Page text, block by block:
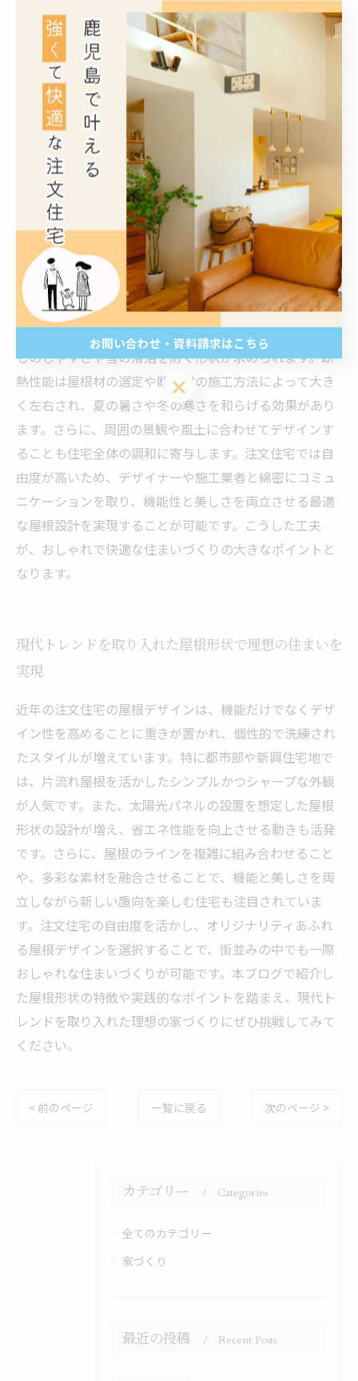
みや伝統的な日本家屋の味わいを引き立てます。また、
素材の質感や光沢感も意識して選ぶことで、おしゃれで
個性的な住宅外観を演出できます。これらの素材と色彩
の組み合わせを上手く活かしながら、耐久性やメンテナ
ンス性も考慮した屋根設計が注文住宅のデザイン性向上
に欠かせません。
機能性と美しさを両立させる屋根設計の工夫
屋根は外観のデザイン性だけでなく、住宅の機能面にも
大きく影響を与えます。雨水の排水や断熱性能、耐久
性、防音性など様々な機能を高めるために、設計段階で
の工夫が重要です。例えば、屋根の勾配や形状は雨水が
スムーズに流れるよう配慮し、雪の多い地域では雪下ろ
しのしやすさや雪の滑落を防ぐ形状が求められます。断
熱性能は屋根材の選定や断熱材の施工方法によって大き
く左右され、夏の暑さや冬の寒さを和らげる効果があり
ます。さらに、周囲の景観や風土に合わせてデザインす
ることも住宅全体の調和に寄与します。注文住宅では自
由度が高いため、デザイナーや施工業者と綿密にコミュ
ニケーションを取り、機能性と美しさを両立させる最適
な屋根設計を実現することが可能です。こうした工夫
が、おしゃれで快適な住まいづくりの大きなポイントと
なります。
現代トレンドを取り入れた屋根形状で理想の住まいを
実現
近年の注文住宅の屋根デザインは、機能だけでなくデザ
イン性を高めることに重きが置かれ、個性的で洗練され
たスタイルが増えています。特に都市部や新興住宅地で
は、片流れ屋根を活かしたシンプルかつシャープな外観
が人気です。また、太陽光パネルの設置を想定した屋根
形状の設計が増え、省エネ性能を向上させる動きも活発
です。さらに、屋根のラインを複雑に組み合わせること
や、多彩な素材を融合させることで、機能と美しさを両
立しながら新しい趣向を楽しむ住宅も注目されていま
す。注文住宅の自由度を活かし、オリジナリティあふれ
る屋根デザインを選択することで、街並みの中でも一際
おしゃれな住まいづくりが可能です。本ブログで紹介し
た屋根形状の特徴や実践的なポイントを踏まえ、現代ト
レンドを取り入れた理想の家づくりにぜひ挑戦してみて
ください。
< 前のページ 一覧に戻る 次のページ >
カテゴリー Categories
全てのカテゴリー
家づくり
最近の投稿 Recent Posts
お問い合わせ・資料請求はこちら
お問い合わせ・資料請求はこちら